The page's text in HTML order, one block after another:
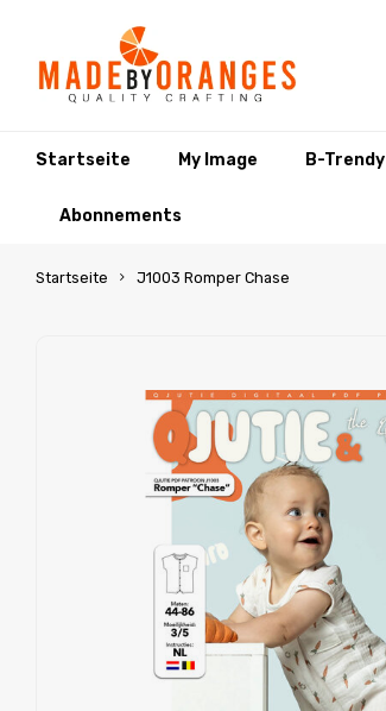
Startseite My Image B-Trendy
Abonnements
Startseite J1003 Romper Chase